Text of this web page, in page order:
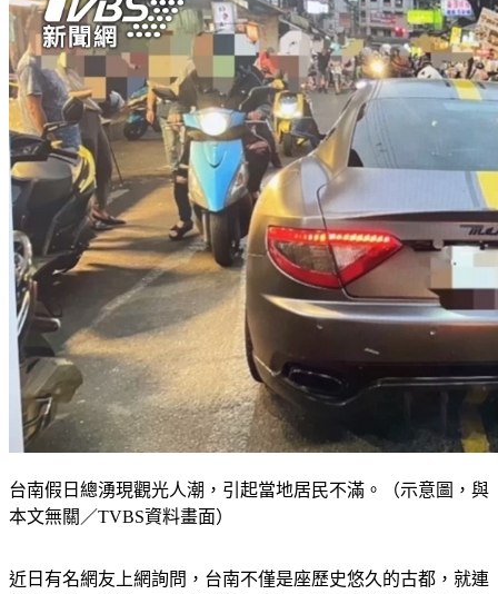
台南假日總湧現觀光人潮，引起當地居民不滿。（示意圖，與
本文無關／TVBS資料畫面）
近日有名網友上網詢問，台南不僅是座歷史悠久的古都，就連